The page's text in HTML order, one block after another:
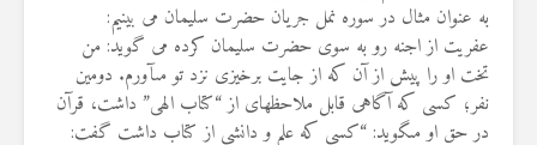
به عنوان مثال در سوره نمل جریان حضرت سلیمان می بینیم:
عفریت از اجنه رو به سوى حضرت سلیمان کرده می گوید: من
تخت او را پیش از آن که از جایت برخیزى نزد تو مى‏آورم. دومین
نفر؛ کسی که آگاهى قابل ملاحظه‏اى از “کتاب الهى” داشت، قرآن
در حق او مى‏گوید: “کسى که علم و دانشى از کتاب داشت گفت:
19 جولای 2026
36 نمایش ها